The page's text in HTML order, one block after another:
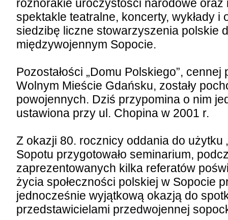
różnorakie uroczystości narodowe oraz
spektakle teatralne, koncerty, wykłady i
siedzibę liczne stowarzyszenia polskie
międzywojennym Sopocie.
Pozostałości „Domu Polskiego”,
Wolnym Mieście Gdańsku, zostały
powojennych. Dziś przypomina o nim
ustawiona przy ul. Chopina w 2001 r.
Z okazji 80. rocznicy oddania do użytku
Sopotu przygotowało seminarium,
zaprezentowanych kilka referatów
życia społeczności polskiej w Sopocie
jednocześnie wyjątkową okazją do
przedstawicielami przedwojennej